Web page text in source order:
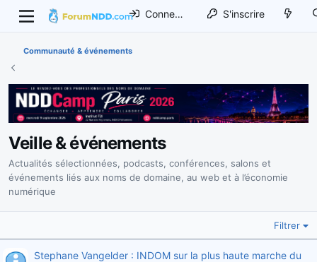
Connexion S'inscrire
Communauté & événements
Veille & événements
Actualités sélectionnées, podcasts, conférences, salons et
événements liés aux noms de domaine, au web et à l’économie
numérique
Filtrer
Stephane Vangelder : INDOM sur la plus haute marche du